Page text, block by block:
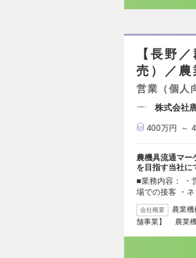
【長野
売）／農
営業（個人
株式会社
400万円 ～
農機具流通マー
を目指す当社
■業務内容： ・
場での接客 ・
会社概要
農業
舗事業】 農業機